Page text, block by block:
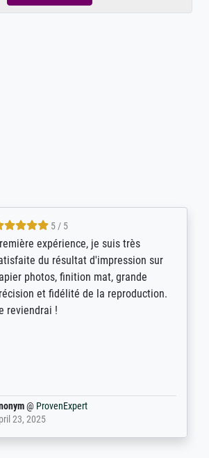
4.8 / 5
absolument irréprochable.
diversité des thèmes
et personnalisation des
(recadrage, réajustement des
Relation clientèle parfaite.
@ ProvenExpert
31, 2025